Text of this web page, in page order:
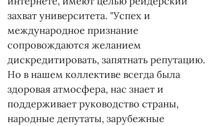
захват университета. "Успех и
международное признание
сопровождаются желанием
дискредитировать, запятнать репутацию.
Но в нашем коллективе всегда была
здоровая атмосфера, нас знает и
поддерживает руководство страны,
народные депутаты, зарубежные